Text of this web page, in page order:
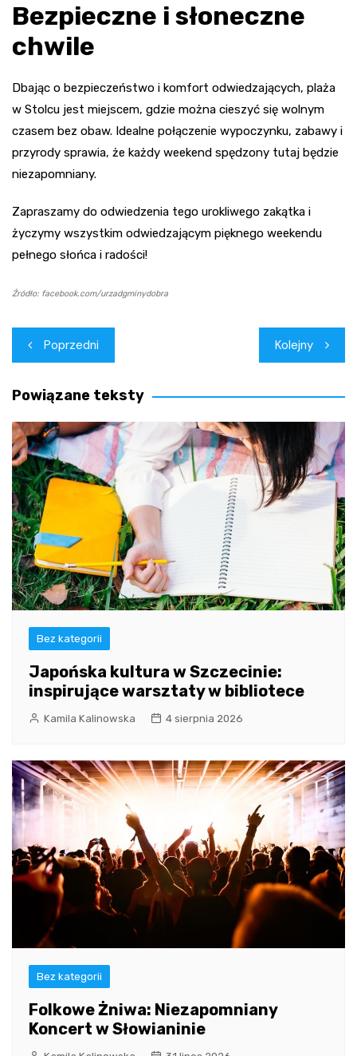
Bezpieczne i słoneczne
chwile
Dbając o bezpieczeństwo i komfort odwiedzających, plaża
w Stolcu jest miejscem, gdzie można cieszyć się wolnym
czasem bez obaw. Idealne połączenie wypoczynku, zabawy i
przyrody sprawia, że każdy weekend spędzony tutaj będzie
niezapomniany.
Zapraszamy do odwiedzenia tego urokliwego zakątka i
życzymy wszystkim odwiedzającym pięknego weekendu
pełnego słońca i radości!
Źródło: facebook.com/urzadgminydobra
Nawigacja
wpisu
Poprzedni Kolejny
Powiązane teksty
Bez kategorii
Japońska kultura w Szczecinie:
inspirujące warsztaty w bibliotece
Kamila Kalinowska 4 sierpnia 2026
Bez kategorii
Folkowe Żniwa: Niezapomniany
Koncert w Słowianinie